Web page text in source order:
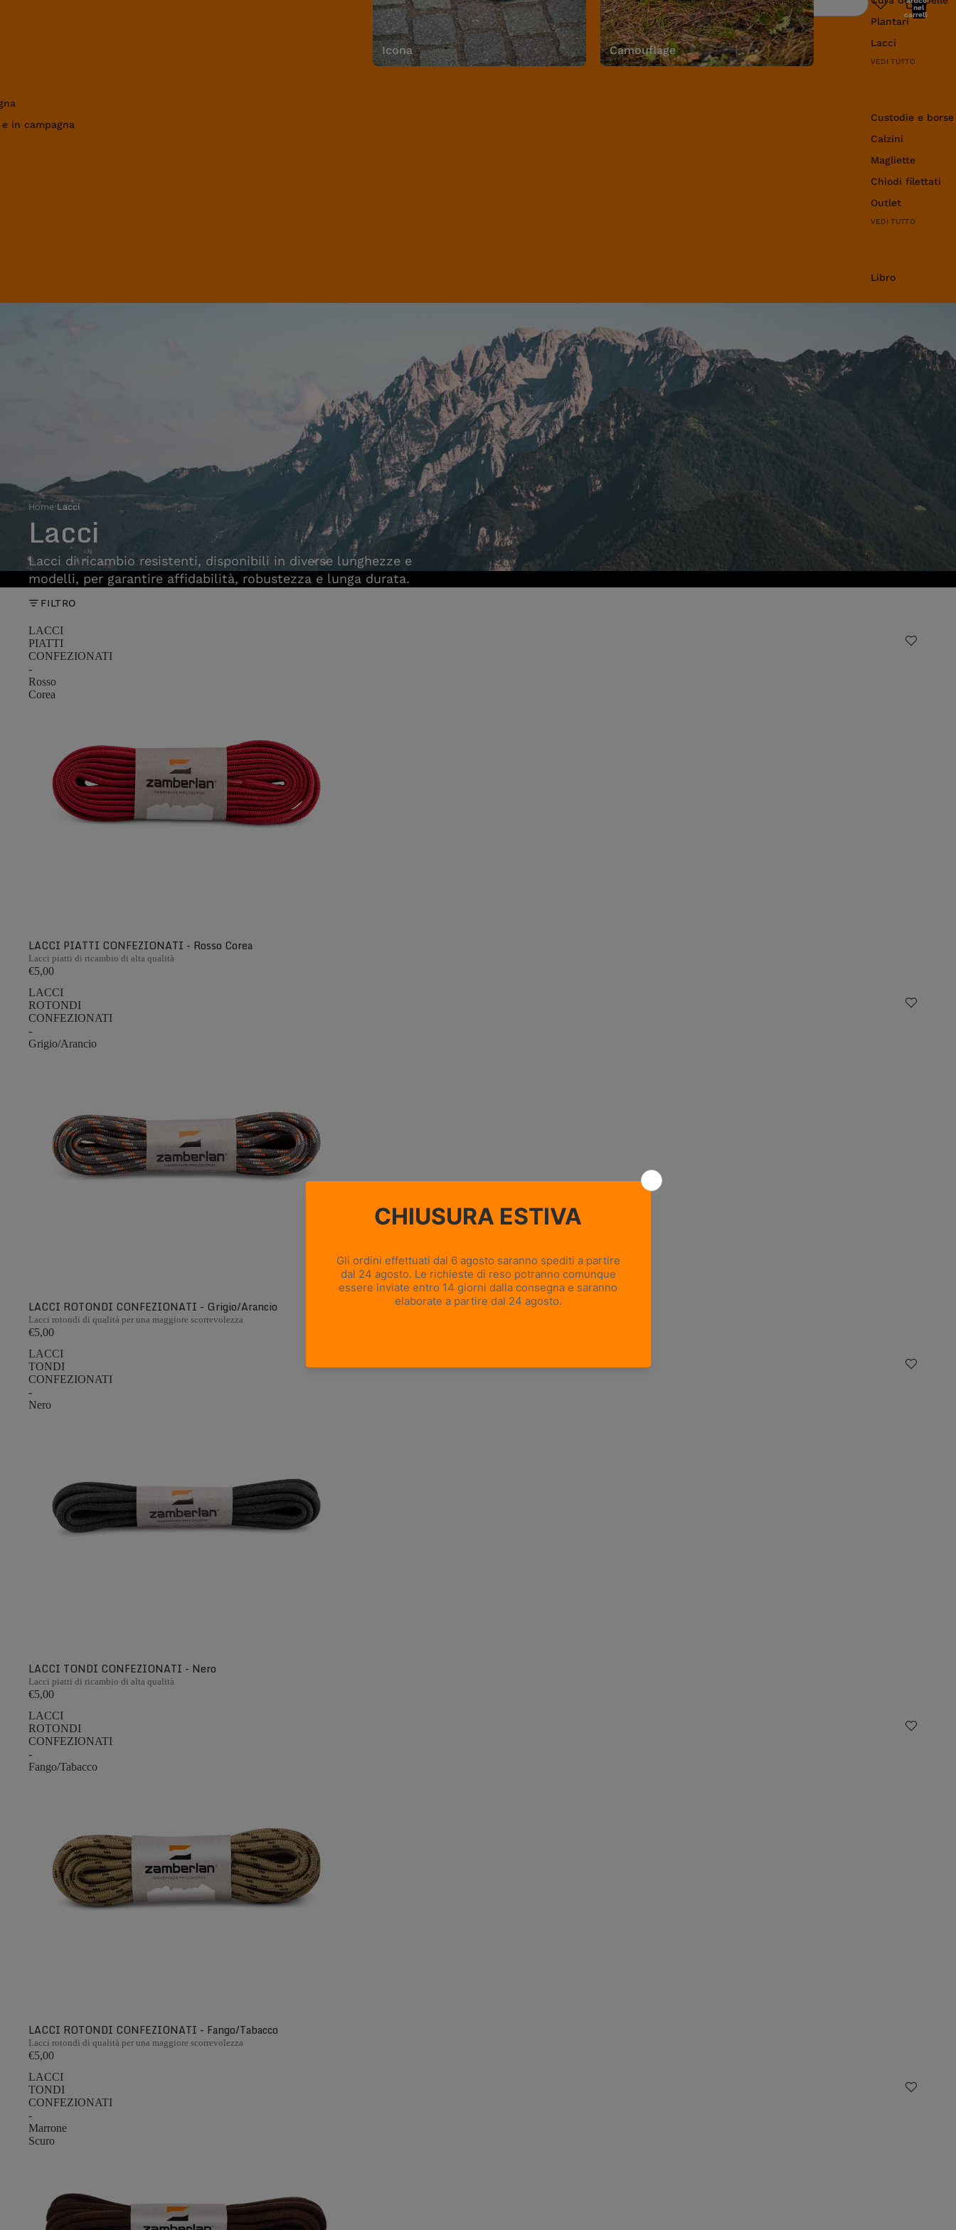
in campagna
Icona Camouflage
Plantari
Lacci
VEDI TUTTO
Custodie e
Calzini
Magliette
Chiodi filettati
Outlet
VEDI TUTTO
Libro
Ricerca
nel
carrello:
Home›Lacci
Lacci
Lacci di ricambio resistenti, disponibili in diverse lunghezze e
modelli, per garantire affidabilità, robustezza e lunga durata.
FILTRO
LACCI
PIATTI
CONFEZIONATI
-
Rosso
Corea
LACCI PIATTI CONFEZIONATI - Rosso Corea
Lacci piatti di ricambio di alta qualità
€5,00
LACCI
ROTONDI
CONFEZIONATI
-
Grigio/Arancio
LACCI ROTONDI CONFEZIONATI - Grigio/Arancio
Lacci rotondi di qualità per una maggiore scorrevolezza
€5,00
LACCI
TONDI
CONFEZIONATI
-
Nero
LACCI TONDI CONFEZIONATI - Nero
Lacci piatti di ricambio di alta qualità
€5,00
LACCI
ROTONDI
CONFEZIONATI
-
Fango/Tabacco
LACCI ROTONDI CONFEZIONATI - Fango/Tabacco
Lacci rotondi di qualità per una maggiore scorrevolezza
€5,00
LACCI
TONDI
CONFEZIONATI
-
Marrone
Scuro